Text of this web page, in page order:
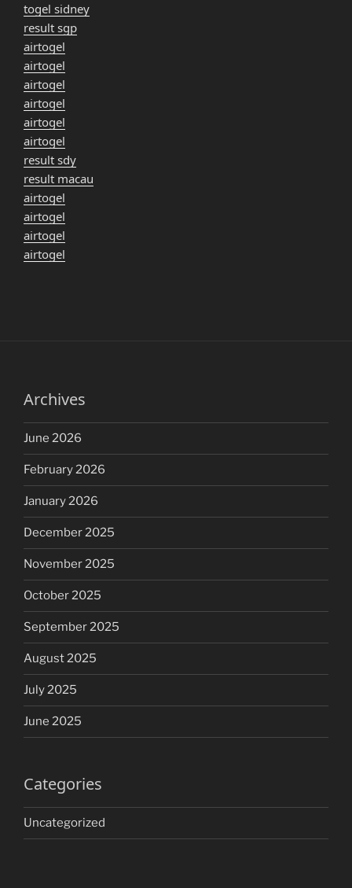
togel sidney
result sgp
airtogel
airtogel
airtogel
airtogel
airtogel
airtogel
result sdy
result macau
airtogel
airtogel
airtogel
airtogel
Archives
June 2026
February 2026
January 2026
December 2025
November 2025
October 2025
September 2025
August 2025
July 2025
June 2025
Categories
Uncategorized